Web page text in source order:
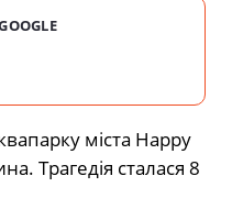
міста Happy
Трагедія сталася 8